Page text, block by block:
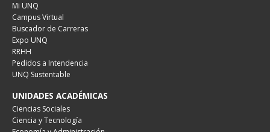
Mi UNQ
Campus Virtual
Buscador de Carreras
Expo UNQ
RRHH
Pedidos a Intendencia
UNQ Sustentable
UNIDADES ACADÉMICAS
Ciencias Sociales
Ciencia y Tecnología